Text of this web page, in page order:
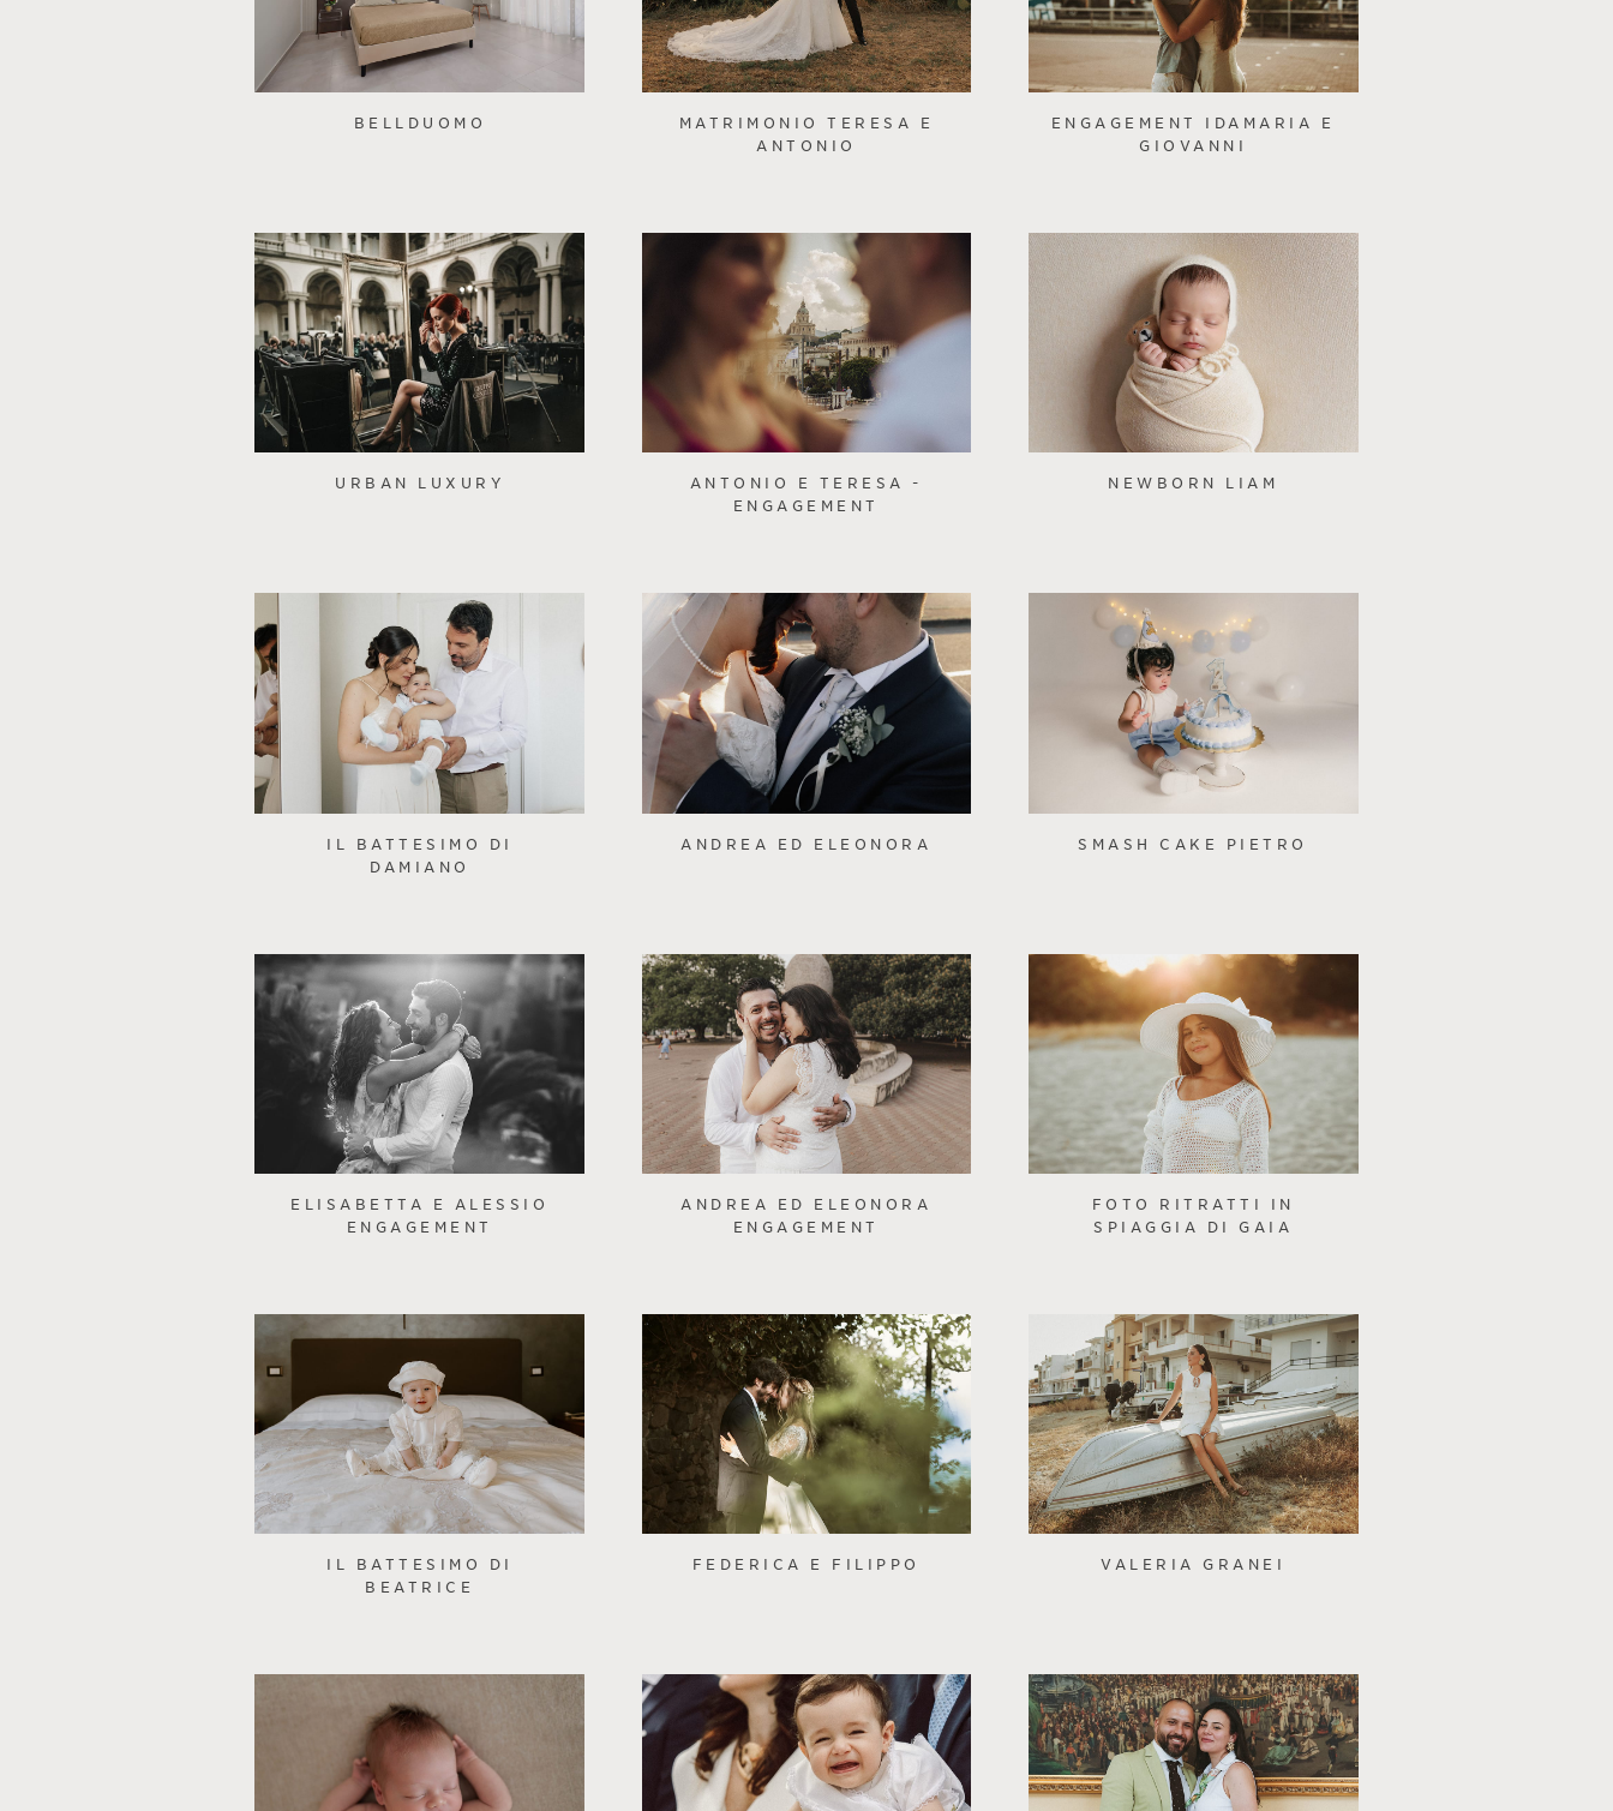
BELLDUOMO
MATRIMONIO TERESA E
ANTONIO
ENGAGEMENT IDAMARIA E
GIOVANNI
URBAN LUXURY
ANTONIO E TERESA -
ENGAGEMENT
NEWBORN LIAM
IL BATTESIMO DI
DAMIANO
ANDREA ED ELEONORA SMASH CAKE PIETRO
ELISABETTA E ALESSIO
ENGAGEMENT
ANDREA ED ELEONORA
ENGAGEMENT
FOTO RITRATTI IN
SPIAGGIA DI GAIA
IL BATTESIMO DI
BEATRICE
FEDERICA E FILIPPO VALERIA GRANEI